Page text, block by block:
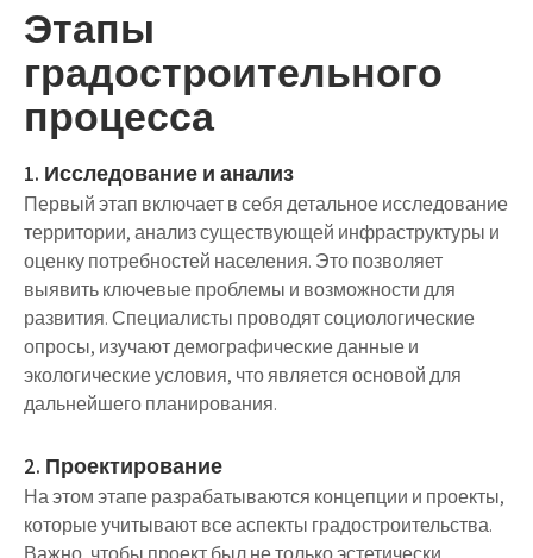
Этапы
градостроительного
процесса
1. Исследование и анализ
Первый этап включает в себя детальное исследование
территории, анализ существующей инфраструктуры и
оценку потребностей населения. Это позволяет
выявить ключевые проблемы и возможности для
развития. Специалисты проводят социологические
опросы, изучают демографические данные и
экологические условия, что является основой для
дальнейшего планирования.
2. Проектирование
На этом этапе разрабатываются концепции и проекты,
которые учитывают все аспекты градостроительства.